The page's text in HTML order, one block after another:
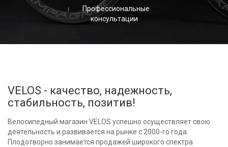
Профессиональные
консультации
VELOS - качество, надежность,
стабильность, позитив!
Велосипедный магазин VELOS успешно осуществляет свою
деятельность и развивается на рынке с 2000-го года.
Плодотворно занимается продажей широкого спектра